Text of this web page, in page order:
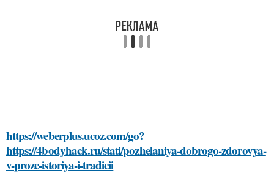
https://weberplus.ucoz.com/go?
https://4bodyhack.ru/stati/pozhelaniya-dobrogo-zdorovya-
v-proze-istoriya-i-tradicii